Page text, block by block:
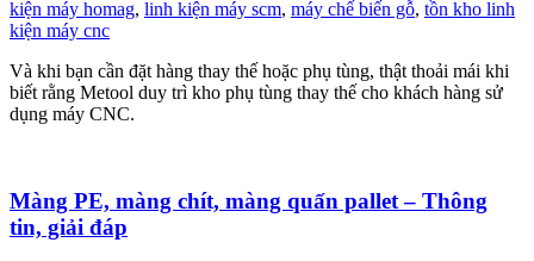
kiện máy homag, linh kiện máy scm, máy chế biến gỗ, tồn kho linh
kiện máy cnc
Và khi bạn cần đặt hàng thay thế hoặc phụ tùng, thật thoải mái khi
biết rằng Metool duy trì kho phụ tùng thay thế cho khách hàng sử
dụng máy CNC.
Màng PE, màng chít, màng quấn pallet – Thông
tin, giải đáp